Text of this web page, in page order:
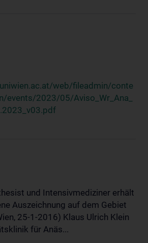
web/fileadmin/conte
events/2023/05/Aviso_Wr_Ana_
und Intensivmediziner erhält
Auszeichnung auf dem Gebiet
25-1-2016) Klaus Ulrich Klein
für Anäs...